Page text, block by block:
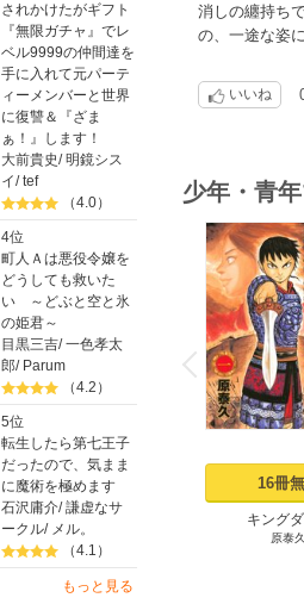
されかけたがギフト
『無限ガチャ』でレ
ベル9999の仲間達を
手に入れて元パーテ
ィーメンバーと世界
に復讐＆『ざま
ぁ！』します！
大前貴史/明鏡シス
イ/tef
（4.0）
4位
町人Ａは悪役令嬢を
どうしても救いた
い ～どぶと空と氷
の姫君～
目黒三吉/一色孝太
郎/ Parum
（4.2）
5位
転生したら第七王子
だったので、気まま
に魔術を極めます
石沢庸介/謙虚なサ
ークル/ メル。
（4.1）
もっと見る
消しの纏持ち
の、一途な姿
いいね
少年・青
P
r
e
v
i
o
u
s
16冊
キング
原泰久